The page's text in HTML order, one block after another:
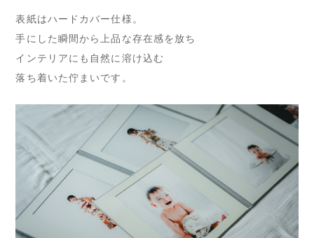
表紙はハードカバー仕様。
手にした瞬間から上品な存在感を放ち
インテリアにも自然に溶け込む
落ち着いた佇まいです。